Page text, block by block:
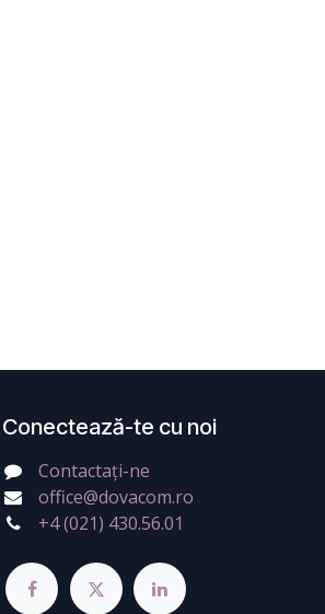
Conectează-te cu noi
Contactați-ne
office@dovacom.ro
+4 (021) 430.56.01